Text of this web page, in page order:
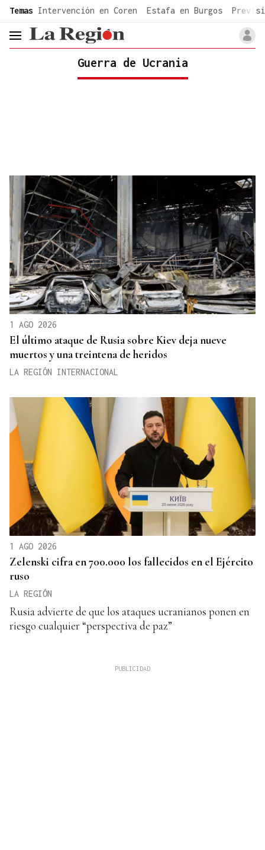
common.go-to-content
Temas Intervención en Coren Estafa en Burgos
header.menu.open
Guerra de Ucrania
1 AGO 2026
El último ataque de Rusia sobre Kiev deja nueve
muertos y una treintena de heridos
LA REGIÓN INTERNACIONAL
1 AGO 2026
Zelenski cifra en 700.000 los fallecidos en el Ejército
ruso
LA REGIÓN
Rusia advierte de que los ataques ucranianos ponen en
riesgo cualquier “perspectiva de paz”